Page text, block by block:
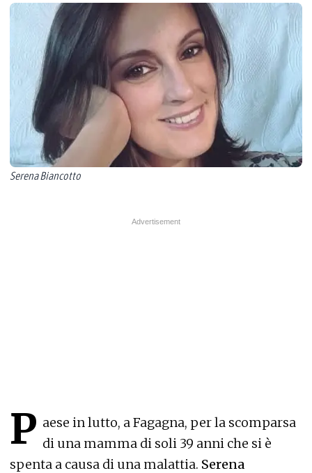
Serena Biancotto
P aese in lutto, a Fagagna, per la scomparsa
di una mamma di soli 39 anni che si è
spenta a causa di una malattia. Serena